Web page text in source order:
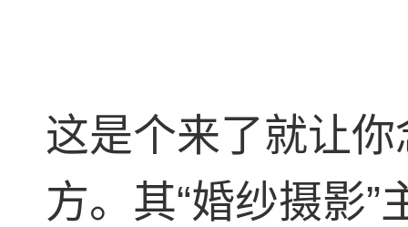
这是个来了就让
方。其“婚纱摄影